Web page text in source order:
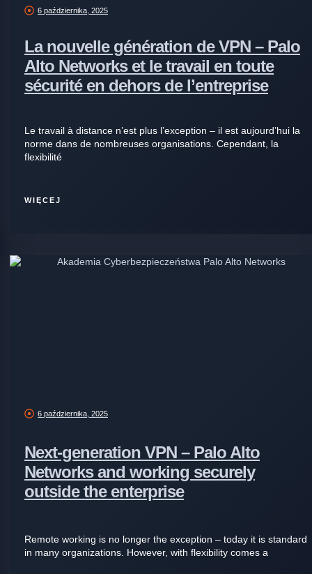
6 października, 2025
La nouvelle génération de VPN – Palo
Alto Networks et le travail en toute
sécurité en dehors de l’entreprise
Le travail à distance n’est plus l’exception – il est aujourd’hui la
norme dans de nombreuses organisations. Cependant, la
flexibilité
WIĘCEJ
6 października, 2025
Next-generation VPN – Palo Alto
Networks and working securely
outside the enterprise
Remote working is no longer the exception – today it is standard
in many organizations. However, with flexibility comes a